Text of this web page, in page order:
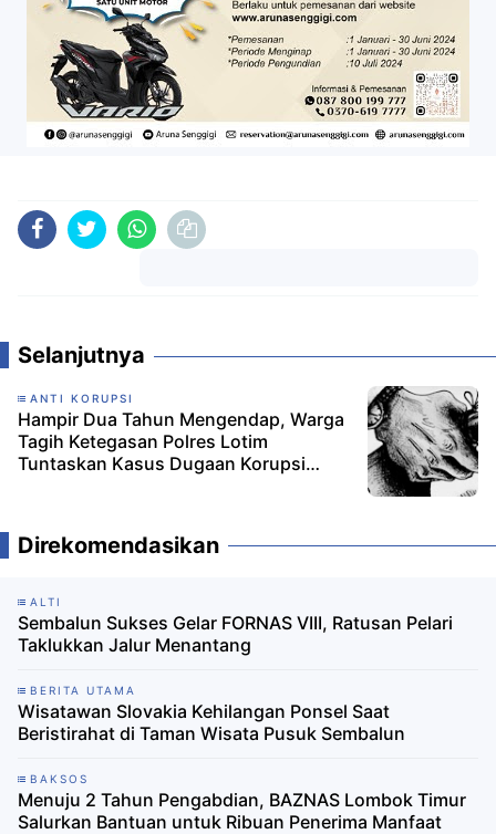
Selanjutnya
ANTI KORUPSI
Hampir Dua Tahun Mengendap, Warga
Tagih Ketegasan Polres Lotim
Tuntaskan Kasus Dugaan Korupsi
Direkomendasikan
ALTI
Sembalun Sukses Gelar FORNAS VIII, Ratusan Pelari
Taklukkan Jalur Menantang
BERITA UTAMA
Wisatawan Slovakia Kehilangan Ponsel Saat
Beristirahat di Taman Wisata Pusuk Sembalun
BAKSOS
Menuju 2 Tahun Pengabdian, BAZNAS Lombok Timur
Salurkan Bantuan untuk Ribuan Penerima Manfaat